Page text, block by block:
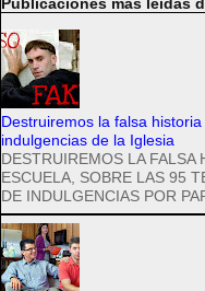
Publicaciones más leídas
Destruiremos la falsa
indulgencias de la Iglesia
DESTRUIREMOS LA FALSA
ESCUELA, SOBRE LAS 95
DE INDULGENCIAS POR